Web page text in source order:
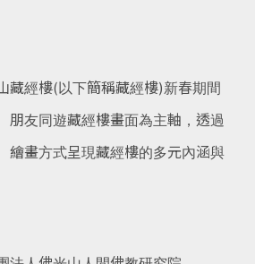
藏經樓(以下簡稱藏經樓)新春期間
朋友同遊藏經樓畫面為主軸，透過
繪畫方式呈現藏經樓的多元內涵與